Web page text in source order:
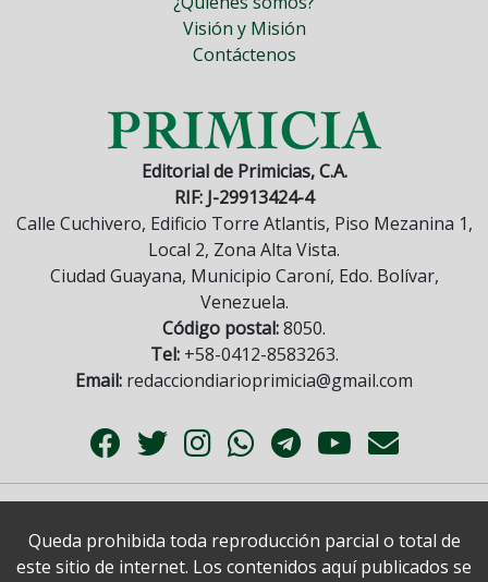
Visión y Misión
Contáctenos
Editorial de Primicias, C.A.
RIF: J-29913424-4
Calle Cuchivero, Edificio Torre Atlantis, Piso Mezanina 1,
Local 2, Zona Alta Vista.
Ciudad Guayana, Municipio Caroní, Edo. Bolívar,
Venezuela.
Código postal:8050.
Tel:+58-0412-8583263.
Email: redacciondiarioprimicia@gmail.com
Queda prohibida toda reproducción parcial o total de
este sitio de internet. Los contenidos aquí publicados se